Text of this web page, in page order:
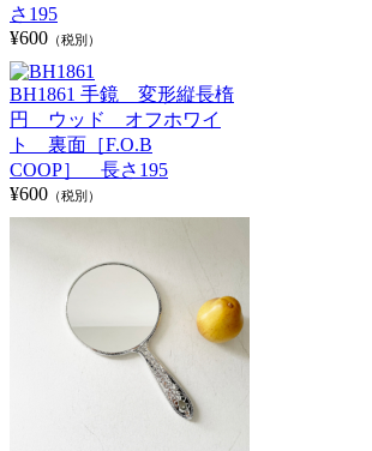
さ195
¥600 （税別）
BH1861 手鏡 変形縦長楕
円 ウッド オフホワイ
ト 裏面［F.O.B
COOP］ 長さ195
¥600 （税別）